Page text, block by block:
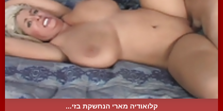
קלואודיה מארי הנחשקת בזי...